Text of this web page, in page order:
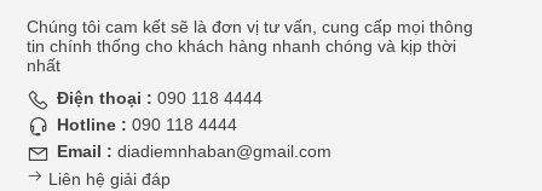
Chúng tôi cam kết sẽ là đơn vị tư vấn, cung cấp mọi thông
tin chính thống cho khách hàng nhanh chóng và kịp thời
nhất
Điện thoại : 090 118 4444
Hotline : 090 118 4444
Email : diadiemnhaban@gmail.com
Liên hệ giải đáp